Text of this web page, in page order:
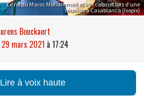
Le roi du Maroc Mohammed et son cabinet lors d’une
réunion à Casablanca (Isopix)
Bouckaert
29 mars 2021 à 17:24
Lire à voix haute